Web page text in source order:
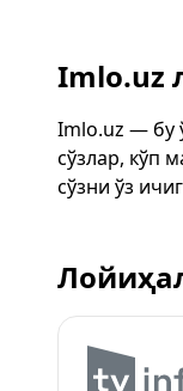
Imlo.uz
Imlo.uz — бу
сўзлар, кўп
сўзни ўз